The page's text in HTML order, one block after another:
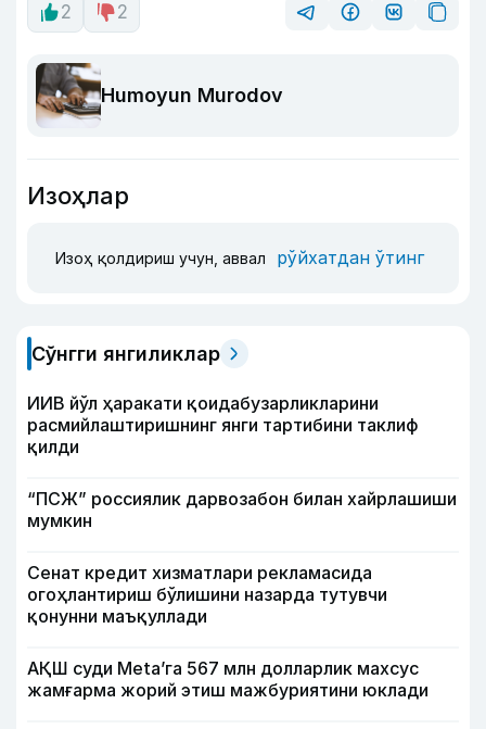
2
2
Humoyun Murodov
Изоҳлар
Изоҳ қолдириш учун, аввал рўйхатдан ўтинг
Сўнгги янгиликлар
ИИВ йўл ҳаракати қоидабузарликларини
расмийлаштиришнинг янги тартибини таклиф
қилди
“ПСЖ” россиялик дарвозабон билан хайрлашиши
мумкин
Сенат кредит хизматлари рекламасида
огоҳлантириш бўлишини назарда тутувчи
қонунни маъқуллади
АҚШ суди Meta’га 567 млн долларлик махсус
жамғарма жорий этиш мажбуриятини юклади